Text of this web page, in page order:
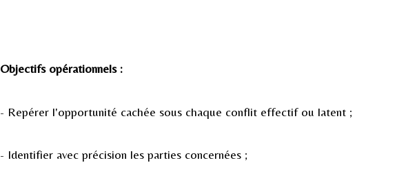
Objectifs opérationnels :
- Repérer l'opportunité cachée sous chaque conflit effectif ou latent ;
- Identifier avec précision les parties concernées ;